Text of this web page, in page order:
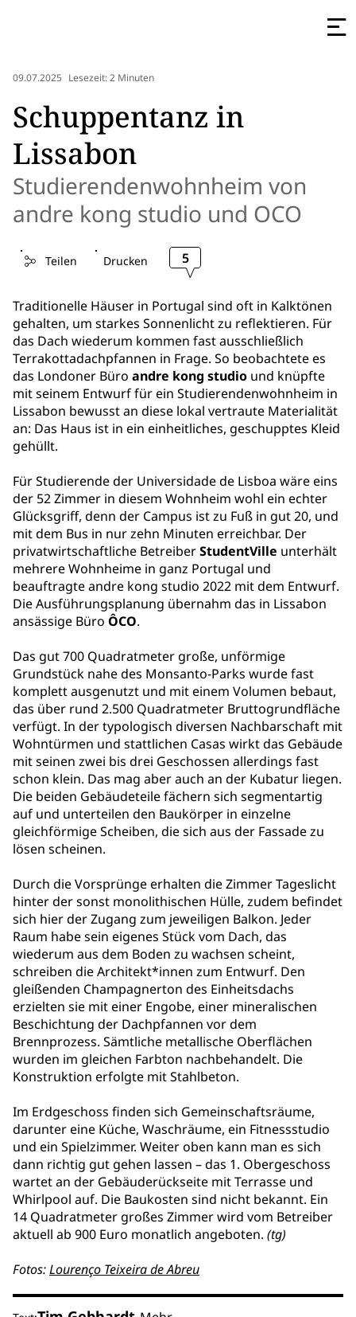
09.07.2025 Lesezeit: 2 Minuten
Schuppentanz in
Lissabon
Studierendenwohnheim von
andre kong studio und OCO
Teilen Drucken 5
Traditionelle Häuser in Portugal sind oft in Kalktönen
gehalten, um starkes Sonnenlicht zu reflektieren. Für
das Dach wiederum kommen fast ausschließlich
Terrakottadachpfannen in Frage. So beobachtete es
das Londoner Büro andre kong studio und knüpfte
mit seinem Entwurf für ein Studierendenwohnheim in
Lissabon bewusst an diese lokal vertraute Materialität
an: Das Haus ist in ein einheitliches, geschupptes Kleid
gehüllt.
Für Studierende der Universidade de Lisboa wäre eins
der 52 Zimmer in diesem Wohnheim wohl ein echter
Glücksgriff, denn der Campus ist zu Fuß in gut 20, und
mit dem Bus in nur zehn Minuten erreichbar. Der
privatwirtschaftliche BetreiberStudentVille unterhält
mehrere Wohnheime in ganz Portugal und
beauftragte andre kong studio 2022 mit dem Entwurf.
Die Ausführungsplanung übernahm das in Lissabon
ansässige Büro ÔCO.
Das gut 700 Quadratmeter große, unförmige
Grundstück nahe des Monsanto-Parks wurde fast
komplett ausgenutzt und mit einem Volumen bebaut,
das über rund 2.500 Quadratmeter Bruttogrundfläche
verfügt. In der typologisch diversen Nachbarschaft mit
Wohntürmen und stattlichen Casas wirkt das Gebäude
mit seinen zwei bis drei Geschossen allerdings fast
schon klein. Das mag aber auch an der Kubatur liegen.
Die beiden Gebäudeteile fächern sich segmentartig
auf und unterteilen den Baukörper in einzelne
gleichförmige Scheiben, die sich aus der Fassade zu
lösen scheinen.
Durch die Vorsprünge erhalten die Zimmer Tageslicht
hinter der sonst monolithischen Hülle, zudem befindet
sich hier der Zugang zum jeweiligen Balkon. Jeder
Raum habe sein eigenes Stück vom Dach, das
wiederum aus dem Boden zu wachsen scheint,
schreiben die Architekt*innen zum Entwurf. Den
gleißenden Champagnerton des Einheitsdachs
erzielten sie mit einer Engobe, einer mineralischen
Beschichtung der Dachpfannen vor dem
Brennprozess. Sämtliche metallische Oberflächen
wurden im gleichen Farbton nachbehandelt. Die
Konstruktion erfolgte mit Stahlbeton.
Im Erdgeschoss finden sich Gemeinschaftsräume,
darunter eine Küche, Waschräume, ein Fitnessstudio
und ein Spielzimmer. Weiter oben kann man es sich
dann richtig gut gehen lassen – das 1. Obergeschoss
wartet an der Gebäuderückseite mit Terrasse und
Whirlpool auf. Die Baukosten sind nicht bekannt. Ein
14 Quadratmeter großes Zimmer wird vom Betreiber
aktuell ab 900 Euro monatlich angeboten. (tg)
Fotos:Lourenço Teixeira de Abreu